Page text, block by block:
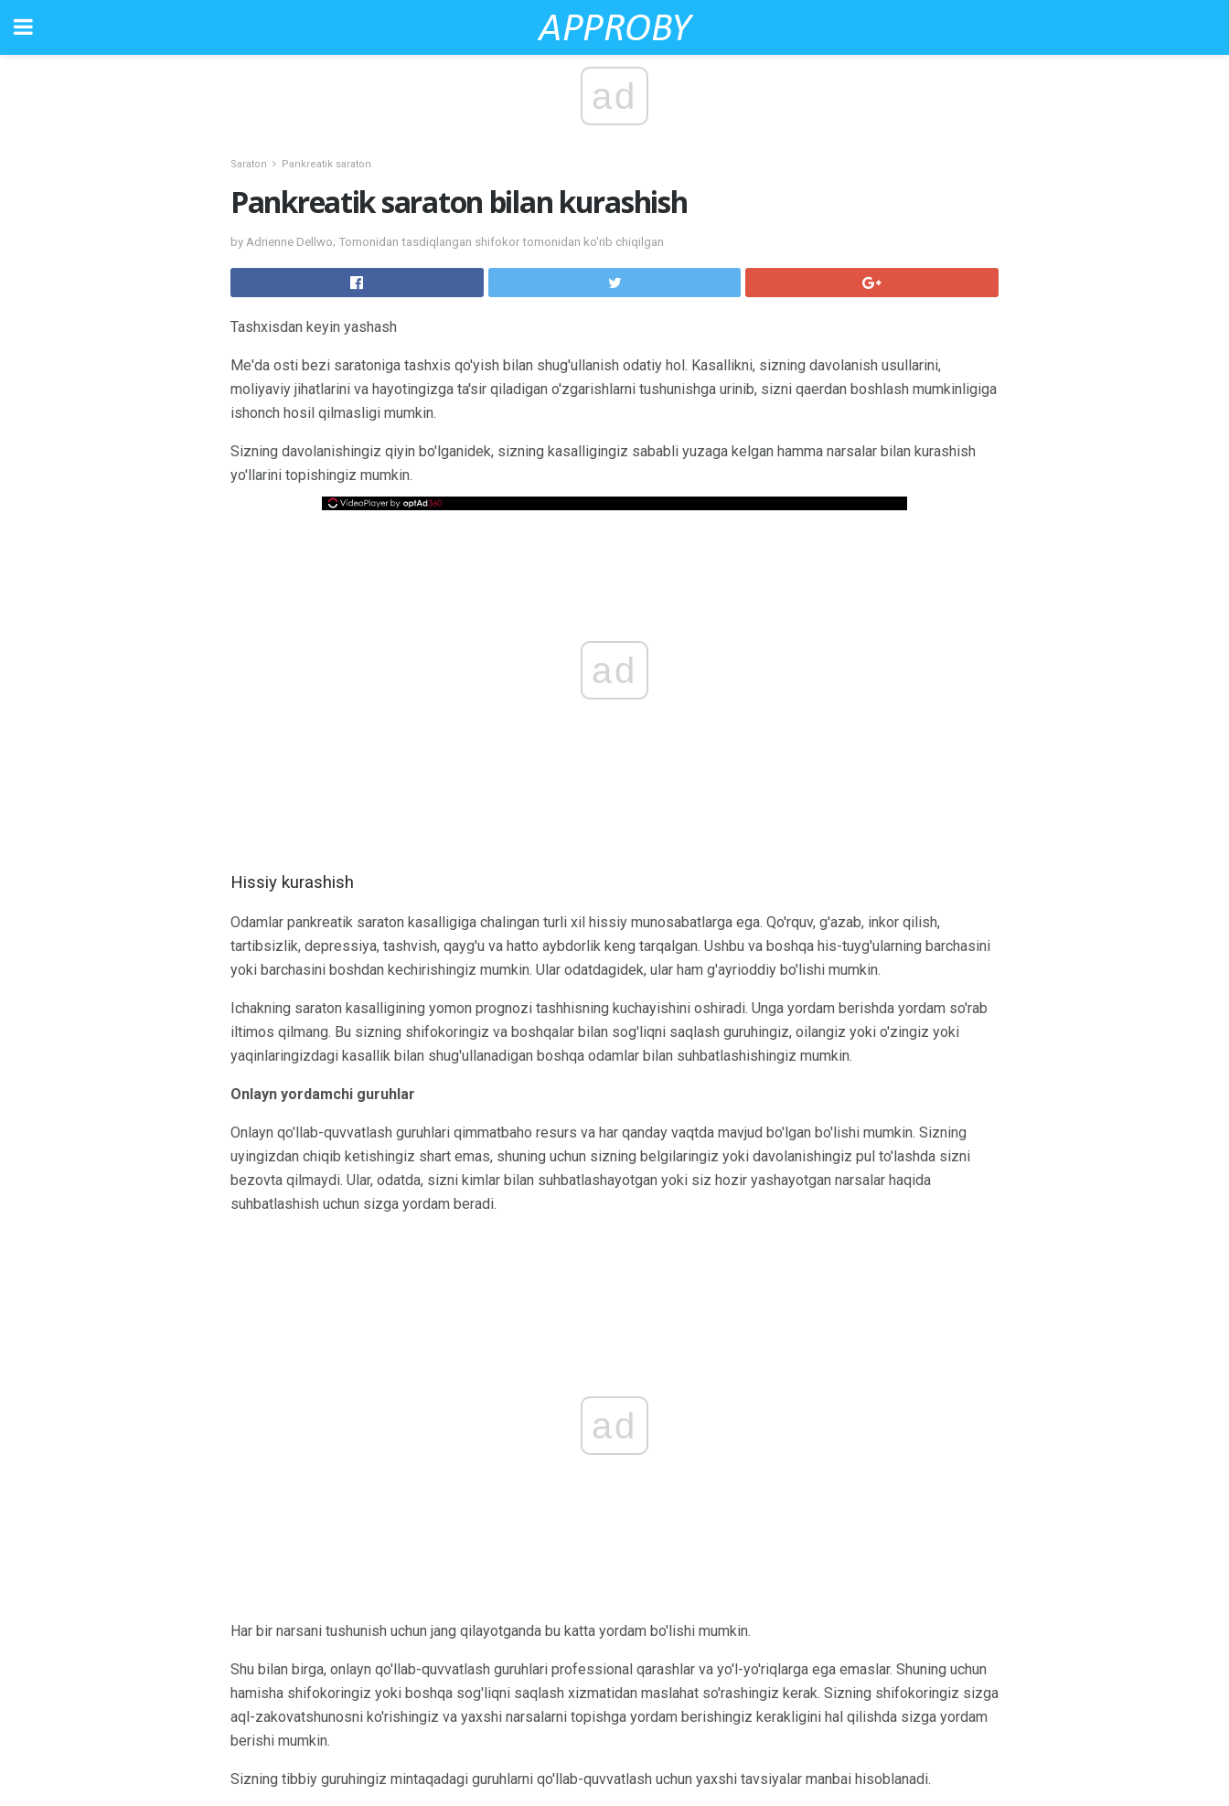
ad
Saraton Pankreatik saraton
Pankreatik saraton bilan kurashish
by Adrienne Dellwo; Tomonidan tasdiqlangan shifokor tomonidan ko'rib chiqilgan
Tashxisdan keyin yashash
Me'da osti bezi saratoniga tashxis qo'yish bilan shug'ullanish odatiy hol. Kasallikni, sizning davolanish usullarini,
moliyaviy jihatlarini va hayotingizga ta'sir qiladigan o'zgarishlarni tushunishga urinib, sizni qaerdan boshlash mumkinligiga
ishonch hosil qilmasligi mumkin.
Sizning davolanishingiz qiyin bo'lganidek, sizning kasalligingiz sababli yuzaga kelgan hamma narsalar bilan kurashish
yo'llarini topishingiz mumkin.
ad
Hissiy kurashish
Odamlar pankreatik saraton kasalligiga chalingan turli xil hissiy munosabatlarga ega. Qo'rquv, g'azab, inkor qilish,
tartibsizlik, depressiya, tashvish, qayg'u va hatto aybdorlik keng tarqalgan. Ushbu va boshqa his-tuyg'ularning barchasini
yoki barchasini boshdan kechirishingiz mumkin. Ular odatdagidek, ular ham g'ayrioddiy bo'lishi mumkin.
Ichakning saraton kasalligining yomon prognozi tashhisning kuchayishini oshiradi. Unga yordam berishda yordam so'rab
iltimos qilmang. Bu sizning shifokoringiz va boshqalar bilan sog'liqni saqlash guruhingiz, oilangiz yoki o'zingiz yoki
yaqinlaringizdagi kasallik bilan shug'ullanadigan boshqa odamlar bilan suhbatlashishingiz mumkin.
Onlayn yordamchi guruhlar
Onlayn qo'llab-quvvatlash guruhlari qimmatbaho resurs va har qanday vaqtda mavjud bo'lgan bo'lishi mumkin. Sizning
uyingizdan chiqib ketishingiz shart emas, shuning uchun sizning belgilaringiz yoki davolanishingiz pul to'lashda sizni
bezovta qilmaydi. Ular, odatda, sizni kimlar bilan suhbatlashayotgan yoki siz hozir yashayotgan narsalar haqida
suhbatlashish uchun sizga yordam beradi.
ad
Har bir narsani tushunish uchun jang qilayotganda bu katta yordam bo'lishi mumkin.
Shu bilan birga, onlayn qo'llab-quvvatlash guruhlari professional qarashlar va yo'l-yo'riqlarga ega emaslar. Shuning uchun
hamisha shifokoringiz yoki boshqa sog'liqni saqlash xizmatidan maslahat so'rashingiz kerak. Sizning shifokoringiz sizga
aql-zakovatshunosni ko'rishingiz va yaxshi narsalarni topishga yordam berishingiz kerakligini hal qilishda sizga yordam
berishi mumkin.
Sizning tibbiy guruhingiz mintaqadagi guruhlarni qo'llab-quvvatlash uchun yaxshi tavsiyalar manbai hisoblanadi.